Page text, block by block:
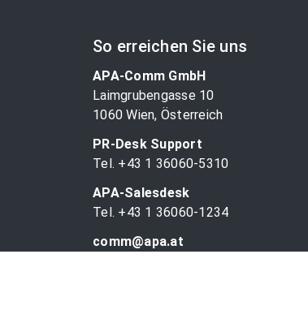
So erreichen Sie uns
APA-Comm GmbH
Laimgrubengasse 10
1060 Wien, Österreich
PR-Desk Support
Tel. +43 1 36060-5310
APA-Salesdesk
Tel. +43 1 36060-1234
comm@apa.at